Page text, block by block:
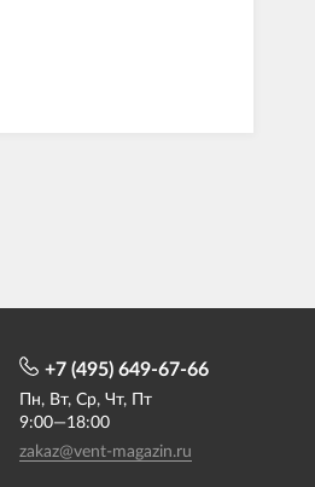
+7 (495) 649-67-66
Пн, Вт, Ср, Чт, Пт
9:00—18:00
zakaz@vent-magazin.ru